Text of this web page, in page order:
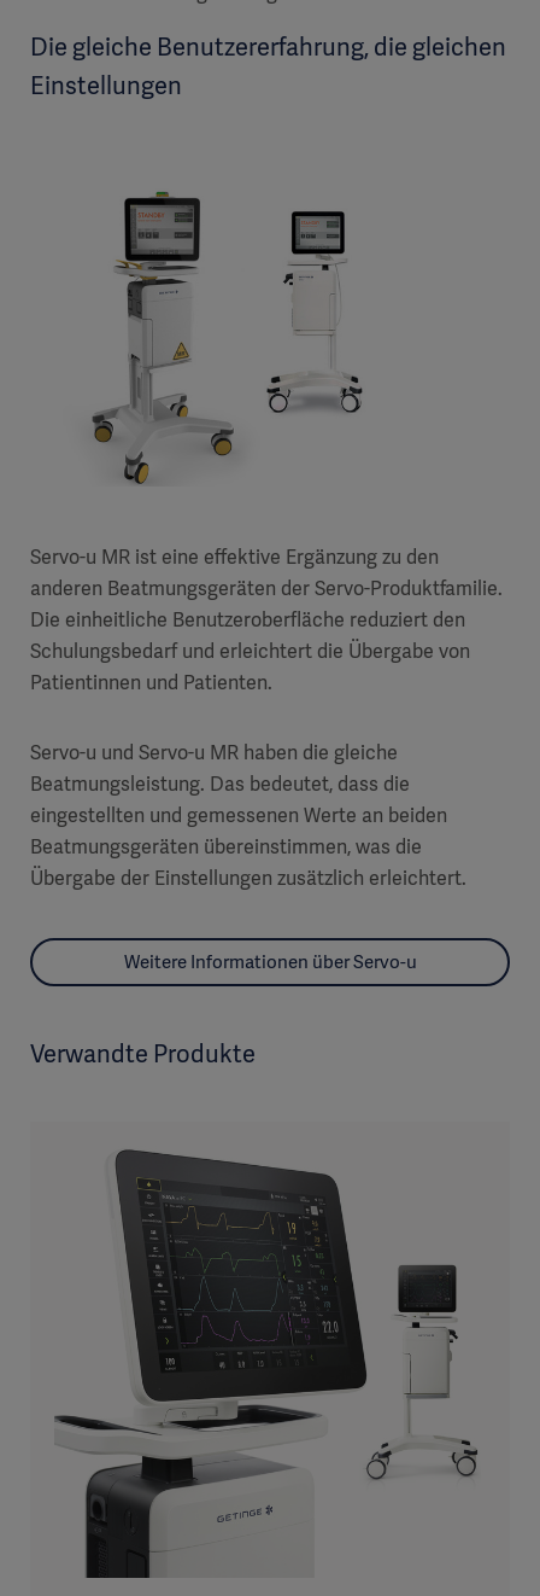
Die gleiche Benutzererfahrung, die gleichen
Einstellungen
Servo-u MR ist eine effektive Ergänzung zu den
anderen Beatmungsgeräten der Servo-Produktfamilie.
Die einheitliche Benutzeroberfläche reduziert den
Schulungsbedarf und erleichtert die Übergabe von
Patientinnen und Patienten.
Servo-u und Servo-u MR haben die gleiche
Beatmungsleistung. Das bedeutet, dass die
eingestellten und gemessenen Werte an beiden
Beatmungsgeräten übereinstimmen, was die
Übergabe der Einstellungen zusätzlich erleichtert.
Weitere Informationen über Servo-u
Verwandte Produkte